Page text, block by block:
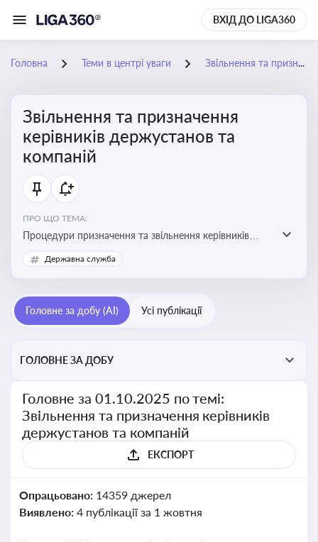
ВХІД ДО LIGA360
Головна Теми в центрі уваги Звільнення та призначення керівників держустанов та компаній
Звільнення та призначення
керівників держустанов та
компаній
ПРО ЩО ТЕМА:
Процедури призначення та звільнення керівників
установ та підприємств
Державна служба
Головне за добу (AI) Усі публікації
ГОЛОВНЕ ЗА ДОБУ
Головне за 01.10.2025 по темі:
Звільнення та призначення керівників
держустанов та компаній
ЕКСПОРТ
Опрацьовано: 14359 джерел
Виявлено: 4 публікації за 1 жовтня